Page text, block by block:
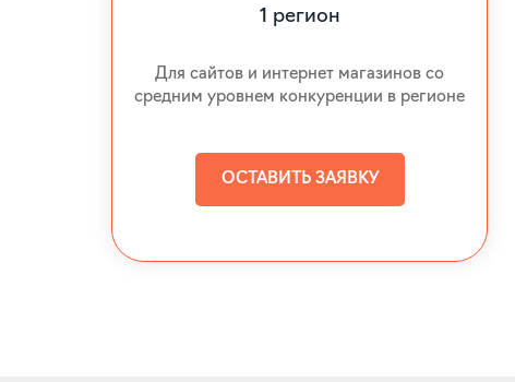
1 регион
Для сайтов и интернет магазинов со
средним уровнем конкуренции в регионе
ОСТАВИТЬ ЗАЯВКУ